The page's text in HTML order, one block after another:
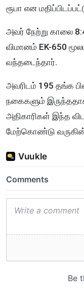
ரூபா என
அவர் நேற்று காலை
விமானம் EK-650
வந்தடைந்தார்.
அவரிடம் 195 தங்க
நகைகளும்
அதிகாரிகள் இந்த
மேற்கொண்டு